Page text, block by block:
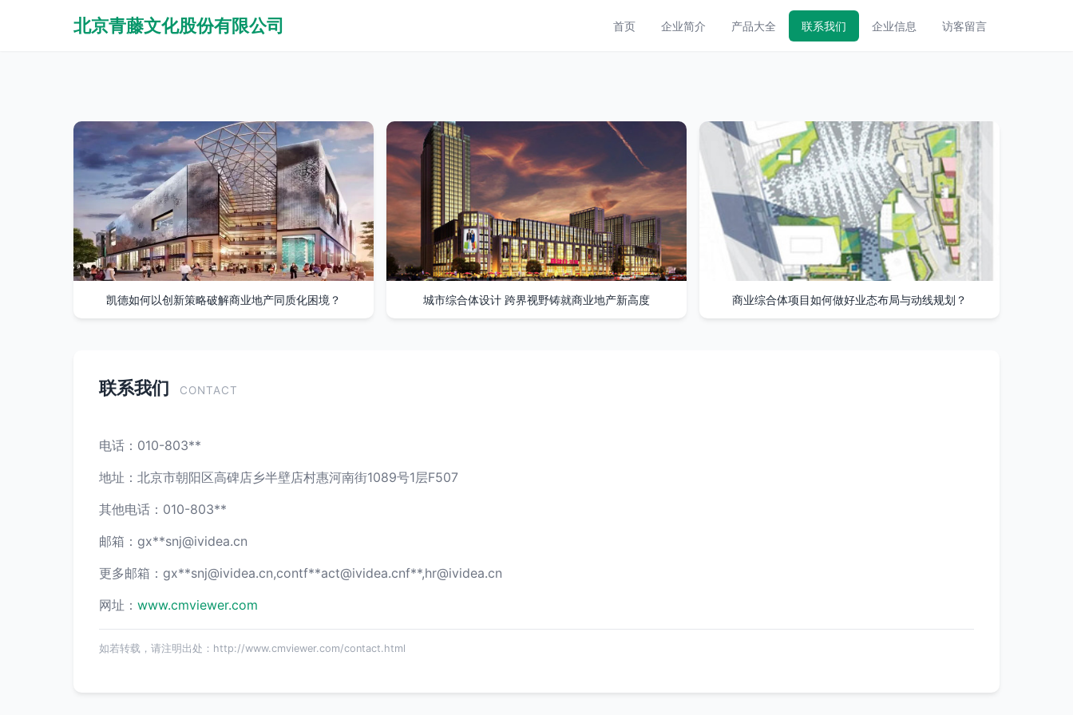
北京青藤文化股份有限公司 首页 企业简介 产品大全 联系我们 企业信息 访客留言
凯德如何以创新策略破解商业地产同质化困境？ 城市综合体设计 跨界视野铸就商业地产新高度 商业综合体项目如何做好业态布局与动线规划？
联系我们 CONTACT
电话：010-803**
地址：北京市朝阳区高碑店乡半壁店村惠河南街1089号1层F507
其他电话：010-803**
邮箱：gx**snj@ividea.cn
更多邮箱：gx**snj@ividea.cn,contf**act@ividea.cnf**,hr@ividea.cn
网址： www.cmviewer.com
如若转载，请注明出处：http://www.cmviewer.com/contact.html